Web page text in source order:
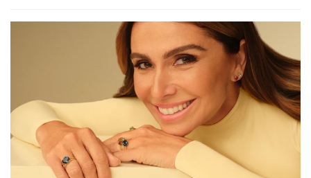
Pequenas mudanças podem fazer uma diferença
enorme. Aqui vão três práticas simples, para reduzir…
3 Práticas para reduzir sua pegada
ecológica no dia a dia